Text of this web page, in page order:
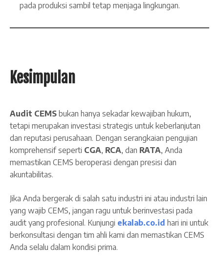
pada produksi sambil tetap menjaga lingkungan.
Kesimpulan
Audit CEMS bukan hanya sekadar kewajiban hukum,
tetapi merupakan investasi strategis untuk keberlanjutan
dan reputasi perusahaan. Dengan serangkaian pengujian
komprehensif seperti CGA, RCA, dan RATA, Anda
memastikan CEMS beroperasi dengan presisi dan
akuntabilitas.
Jika Anda bergerak di salah satu industri ini atau industri lain
yang wajib CEMS, jangan ragu untuk berinvestasi pada
audit yang profesional. Kunjungi ekalab.co.id hari ini untuk
berkonsultasi dengan tim ahli kami dan memastikan CEMS
Anda selalu dalam kondisi prima.